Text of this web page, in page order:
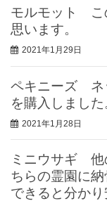
モルモット こ
思います。
2021年1月29日
ペキニーズ ネ
を購入しました
2021年1月28日
ミニウサギ 他
ちらの霊園に
できると分かり